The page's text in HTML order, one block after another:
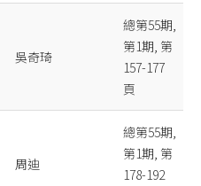
吳奇琦
總第55期,
第1期, 第
157-177
頁
周迪
總第55期,
第1期, 第
178-192